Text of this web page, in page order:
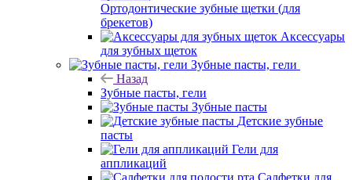
Ортодонтические зубные щетки (для
брекетов)
Аксессуары
для зубных щеток
Зубные пасты, гели
Назад
Зубные пасты, гели
Зубные пасты
Детские зубные
пасты
Гели для
аппликаций
Салфетки для